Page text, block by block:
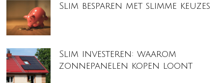
Slim besparen met slimme keuzes
Slim investeren: waarom
zonnepanelen kopen loont